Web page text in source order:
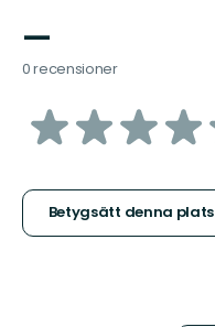
—
0 recensioner
av
stjärnor
Betygsätt denna plats